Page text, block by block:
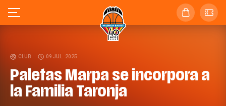
CLUB 09 JUL. 2025
Paletas Marpa se incorpora a
la Familia Taronja